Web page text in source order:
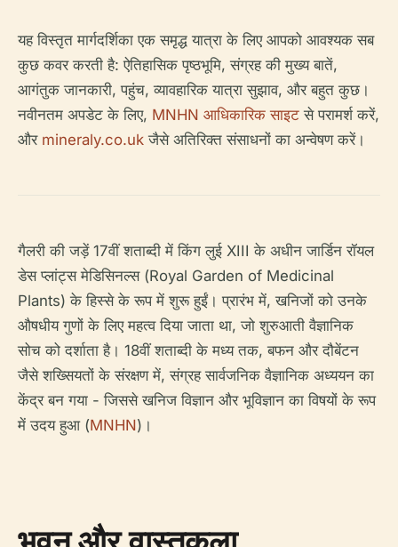
यह विस्तृत मार्गदर्शिका एक समृद्ध यात्रा के लिए आपको आवश्यक सब
कुछ कवर करती है: ऐतिहासिक पृष्ठभूमि, संग्रह की मुख्य बातें,
आगंतुक जानकारी, पहुंच, व्यावहारिक यात्रा सुझाव, और बहुत कुछ।
नवीनतम अपडेट के लिए, MNHN आधिकारिक साइट से परामर्श करें,
और mineraly.co.uk जैसे अतिरिक्त संसाधनों का अन्वेषण करें।
गैलरी की जड़ें 17वीं शताब्दी में किंग लुई XIII के अधीन जार्डिन रॉयल
डेस प्लांट्स मेडिसिनल्स (Royal Garden of Medicinal
Plants) के हिस्से के रूप में शुरू हुईं। प्रारंभ में, खनिजों को उनके
औषधीय गुणों के लिए महत्व दिया जाता था, जो शुरुआती वैज्ञानिक
सोच को दर्शाता है। 18वीं शताब्दी के मध्य तक, बफन और दौबेंटन
जैसे शख्सियतों के संरक्षण में, संग्रह सार्वजनिक वैज्ञानिक अध्ययन का
केंद्र बन गया - जिससे खनिज विज्ञान और भूविज्ञान का विषयों के रूप
में उदय हुआ (MNHN)।